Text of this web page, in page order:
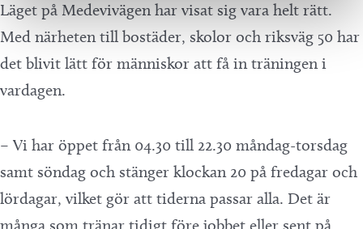
Läget på Medevivägen har visat sig vara helt rätt.
Med närheten till bostäder, skolor och riksväg 50 har
det blivit lätt för människor att få in träningen i
vardagen.
– Vi har öppet från 04.30 till 22.30 måndag-torsdag
samt söndag och stänger klockan 20 på fredagar och
lördagar, vilket gör att tiderna passar alla. Det är
många som tränar tidigt före jobbet eller sent på